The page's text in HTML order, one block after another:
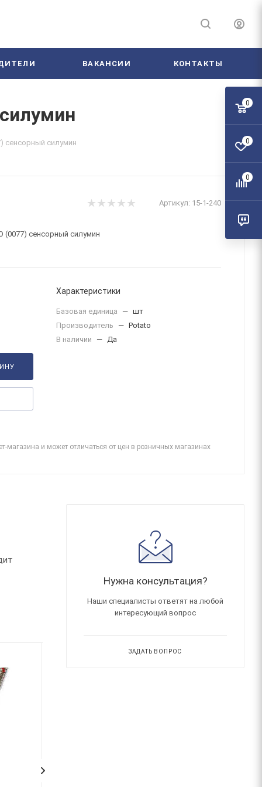
ВАКАНСИИ КОНТАКТЫ
сенсорный силумин
Артикул: 15-1-240
(0077) сенсорный силумин
Характеристики
Базовая единица — шт
Производитель
— Potato
В наличии
— Да
магазина и может отличаться от цен в розничных магазинах
Нужна консультация?
Наши специалисты ответят на любой
интересующий вопрос
ЗАДАТЬ ВОПРОС
0
0
0